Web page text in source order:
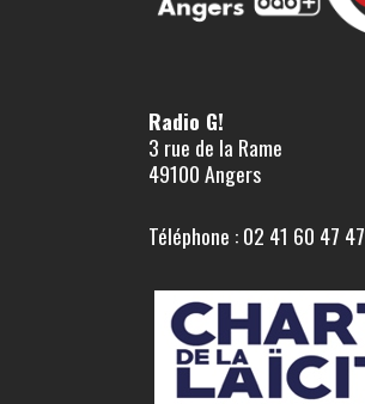
Radio G!
3 rue de la Rame
49100 Angers
Téléphone : 02 41 60 47 47